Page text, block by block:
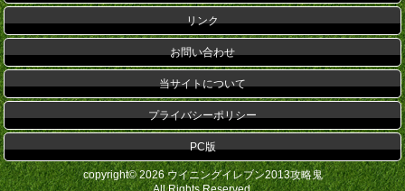
リンク
お問い合わせ
当サイトについて
プライバシーポリシー
PC版
copyright© 2026 ウイニングイレブン2013攻略鬼